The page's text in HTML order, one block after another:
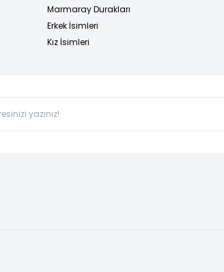
Marmaray Durakları
Erkek İsimleri
Kız İsimleri